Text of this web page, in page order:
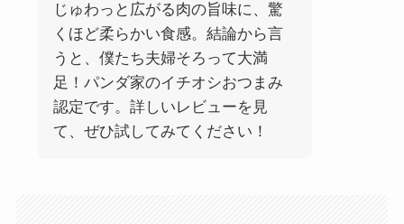
じゅわっと広がる肉の旨味に、驚
くほど柔らかい食感。結論から言
うと、僕たち夫婦そろって大満
足！パンダ家のイチオシおつまみ
認定です。詳しいレビューを見
て、ぜひ試してみてください！